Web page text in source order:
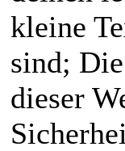
kleine
sind;
dieser